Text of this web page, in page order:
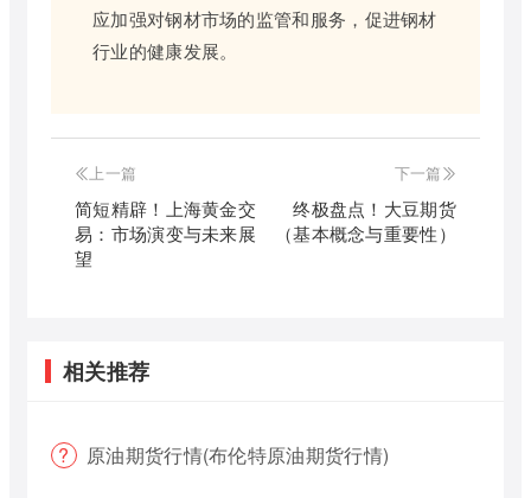
应加强对钢材市场的监管和服务，促进钢材
行业的健康发展。
上一篇
简短精辟！上海黄金交
易：市场演变与未来展
望
下一篇
终极盘点！大豆期货
（基本概念与重要性）
相关推荐
原油期货行情(布伦特原油期货行情)